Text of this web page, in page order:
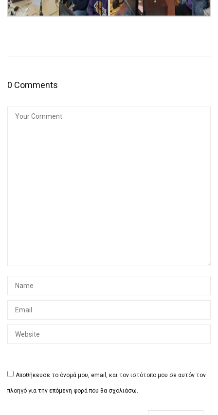
0 Comments
Αποθήκευσε το όνομά μου, email, και τον ιστότοπο μου σε αυτόν τον
πλοηγό για την επόμενη φορά που θα σχολιάσω.